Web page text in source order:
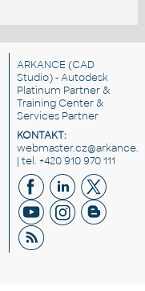
ARKANCE (CAD
Studio) - Autodesk
Platinum Partner &
Training Center &
Services Partner
KONTAKT:
| tel. +420 910 970 111